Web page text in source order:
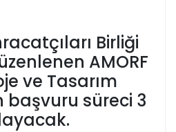
Birliği
AMORF
ve Tasarım
başvuru süreci 3